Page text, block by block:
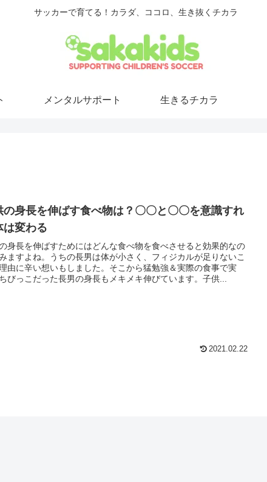
サッカーで育てる！カラダ、ココロ、生き抜くチカラ
メンタルサポート 生きるチカラ
の身長を伸ばす食べ物は？〇〇と〇〇を意識すれ
は変わる
身長を伸ばすためにはどんな食べ物を食べさせると効果的なの
ますよね。うちの長男は体が小さく、フィジカルが足りないこ
由に辛い想いもしました。そこから猛勉強＆実際の食事で実
びっこだった長男の身長もメキメキ伸びています。子供...
2021.02.22